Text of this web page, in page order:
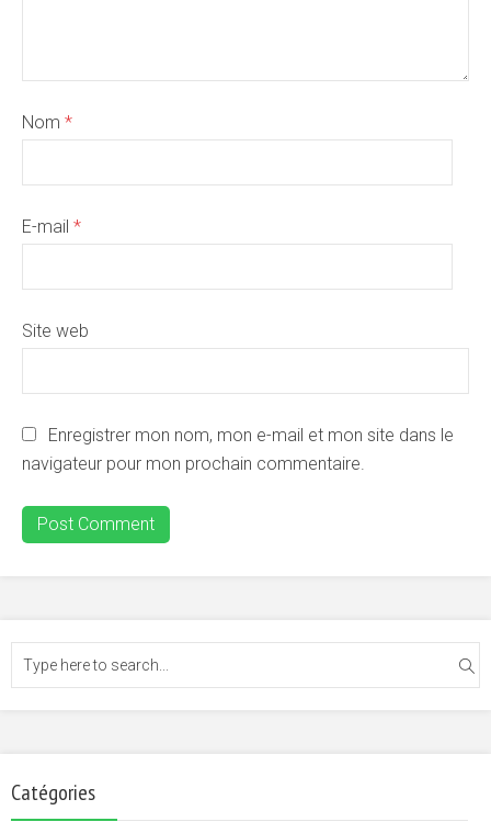
Nom *
E-mail *
Site web
Enregistrer mon nom, mon e-mail et mon site dans le
navigateur pour mon prochain commentaire.
Catégories